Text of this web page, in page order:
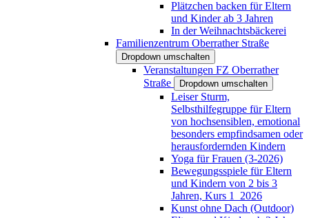
Plätzchen backen für Eltern
und Kinder ab 3 Jahren
In der Weihnachtsbäckerei
Familienzentrum Oberrather Straße
Dropdown umschalten
Veranstaltungen FZ Oberrather
Straße
Dropdown umschalten
Leiser Sturm,
Selbsthilfegruppe für Eltern
von hochsensiblen, emotional
besonders empfindsamen oder
herausfordernden Kindern
Yoga für Frauen (3-2026)
Bewegungsspiele für Eltern
und Kindern von 2 bis 3
Jahren, Kurs 1_2026
Kunst ohne Dach (Outdoor)